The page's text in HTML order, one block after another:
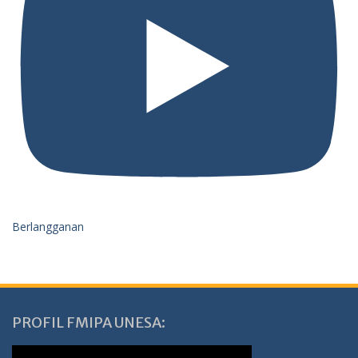
Berlangganan
PROFIL FMIPA UNESA: